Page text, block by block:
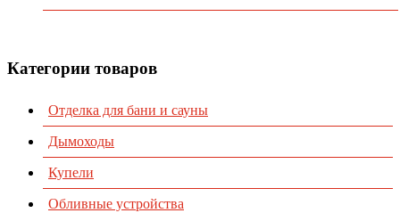
Категории товаров
Отделка для бани и сауны
Дымоходы
Купели
Обливные устройства